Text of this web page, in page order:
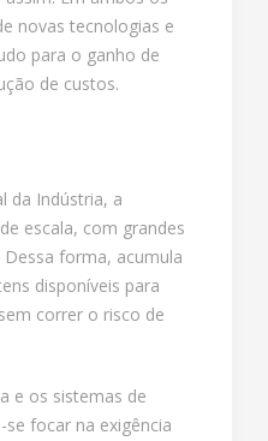
novas tecnologias e
para o ganho de
de custos.
da Indústria, a
escala, com grandes
forma, acumula
disponíveis para
correr o risco de
e os sistemas de
focar na exigência